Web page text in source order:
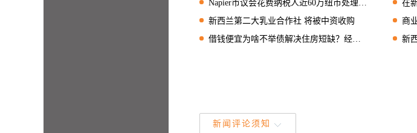
Napier市议会花费纳税人近60万纽币处理漏水房索赔
在新
新西兰第二大乳业合作社 将被中资收购
商
借钱便宜为啥不举债解决住房短缺？经济学家说……
新西
新闻评论须知